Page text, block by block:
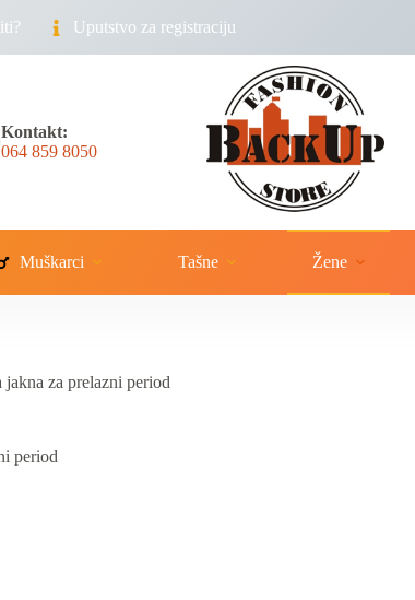
Uputstvo za registraciju
Kontakt:
064 859 8050
Muškarci Tašne Žene
jakna za prelazni period